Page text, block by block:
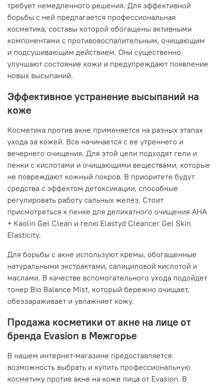
требует немедленного решения. Для эффективной
борьбы с ней предлагается профессиональная
косметика, составы которой обогащены активными
компонентами с противовоспалительным, очищающим
и подсушивающим действием. Они существенно
улучшают состояние кожи и предупреждают появление
новых высыпаний.
Эффективное устранение высыпаний на
коже
Косметика против акне применяется на разных этапах
ухода за кожей. Все начинается с ее утреннего и
вечернего очищения. Для этой цели подходят гели и
пенки с кислотами и очищающими веществами, которые
не повреждают кожный покров. В приоритете будут
средства с эффектом детоксикации, способные
регулировать работу сальных желез. Стоит
присмотреться к пенке для деликатного очищения AHA
+ Kaolin Gel Clean и гелю Elastyd Cleancer Gel Skin
Elasticity.
Для борьбы с акне используют кремы, обогащенные
натуральными экстрактами, салициловой кислотой и
маслами. В качестве вспомогательного ухода подойдет
тонер Bio Balance Mist, который бережно очищает,
обеззараживает и увлажняет кожу.
Продажа косметики от акне на лице от
бренда Evasion в Межгорье
В нашем интернет-магазине предоставляется
возможность выбрать и купить профессиональную
косметику против акне на коже лица от Evasion. В